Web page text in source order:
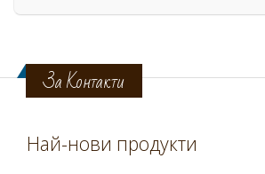
За Контакти
Най-нови продукти